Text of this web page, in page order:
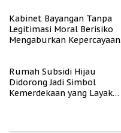
Kabinet Bayangan Tanpa
Legitimasi Moral Berisiko
Mengaburkan Kepercayaan
Rumah Subsidi Hijau
Didorong Jadi Simbol
Kemerdekaan yang Layak